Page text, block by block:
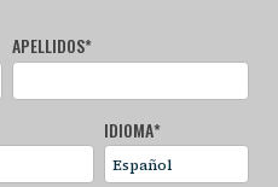
APELLIDOS*
IDIOMA*